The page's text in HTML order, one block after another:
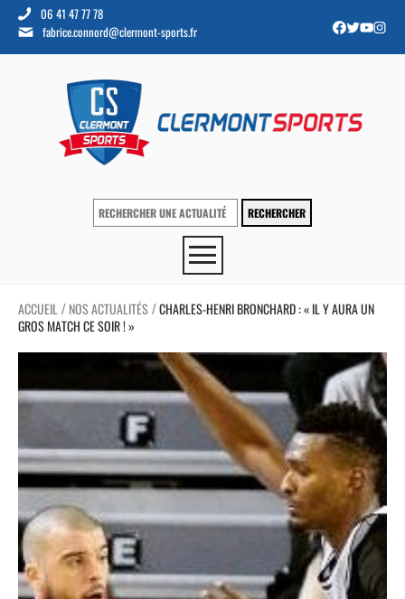
06 41 47 77 78
fabrice.connord@clermont-sports.fr
ACCUEIL / NOS ACTUALITÉS /CHARLES-HENRI BRONCHARD : « IL Y AURA UN
GROS MATCH CE SOIR ! »